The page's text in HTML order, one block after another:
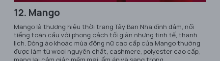
12. Mango
Mango là thương hiệu thời trang Tây Ban Nha đình đám, nổi
tiếng toàn cầu với phong cách tối giản nhưng tinh tế, thanh
lịch. Dòng áo khoác mùa đông nữ cao cấp của Mango thường
được làm từ wool nguyên chất, cashmere, polyester cao cấp,